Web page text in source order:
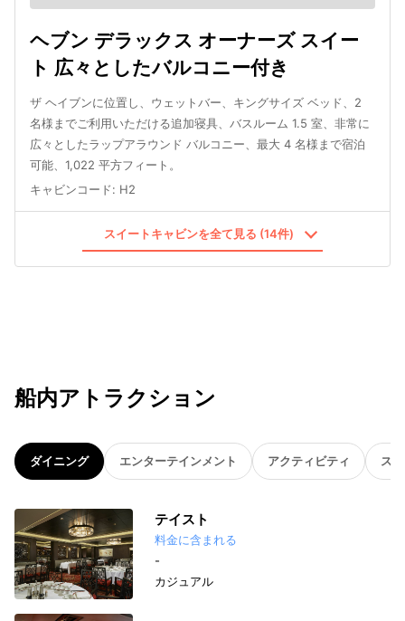
ヘブン デラックス オーナーズ スイー
ト 広々としたバルコニー付き
ザ ヘイブンに位置し、ウェットバー、キングサイズ ベッド、2
名様までご利用いただける追加寝具、バスルーム 1.5 室、非常に
広々としたラップアラウンド バルコニー、最大 4 名様まで宿泊
可能、1,022 平方フィート。
キャビンコード: H2
スイートキャビンを全て見る (14件)
船内アトラクション
ダイニング エンターテインメント アクティビティ ス
テイスト
料金に含まれる
-
カジュアル